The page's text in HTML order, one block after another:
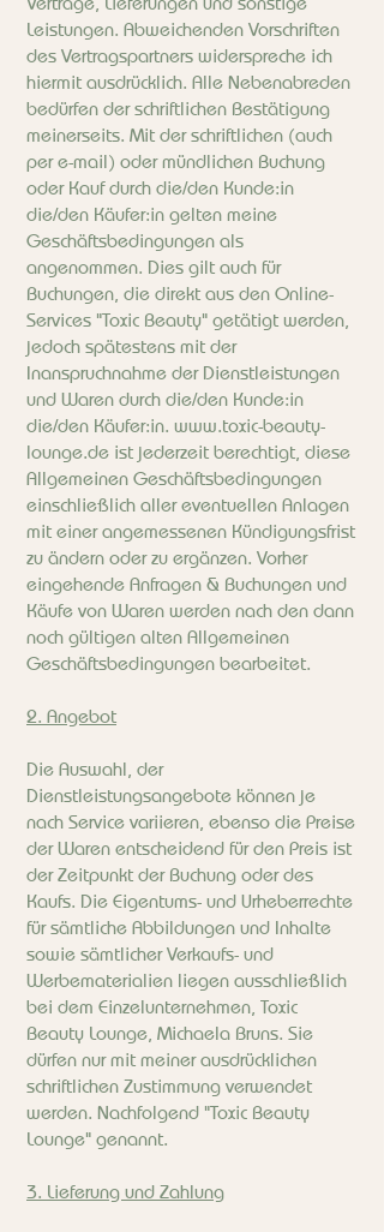
Leistungen. Abweichenden Vorschriften
des Vertragspartners widerspreche ich
hiermit ausdrücklich. Alle Nebenabreden
bedürfen der schriftlichen Bestätigung
meinerseits. Mit der schriftlichen (auch
per e-mail) oder mündlichen Buchung
oder Kauf durch die/den Kunde:in
die/den Käufer:in gelten meine
Geschäftsbedingungen als
angenommen. Dies gilt auch für
Buchungen, die direkt aus den Online-
Services "Toxic Beauty" getätigt werden,
jedoch spätestens mit der
Inanspruchnahme der Dienstleistungen
und Waren durch die/den Kunde:in
die/den Käufer:in. www.toxic-beauty-
lounge.de ist jederzeit berechtigt, diese
Allgemeinen Geschäftsbedingungen
einschließlich aller eventuellen Anlagen
mit einer angemessenen Kündigungsfrist
zu ändern oder zu ergänzen. Vorher
eingehende Anfragen & Buchungen und
Käufe von Waren werden nach den dann
noch gültigen alten Allgemeinen
Geschäftsbedingungen bearbeitet.
2. Angebot
Die Auswahl, der
Dienstleistungsangebote können je
nach Service variieren, ebenso die Preise
der Waren entscheidend für den Preis ist
der Zeitpunkt der Buchung oder des
Kaufs. Die Eigentums- und Urheberrechte
für sämtliche Abbildungen und Inhalte
sowie sämtlicher Verkaufs- und
Werbematerialien liegen ausschließlich
bei dem Einzelunternehmen, Toxic
Beauty Lounge, Michaela Bruns. Sie
dürfen nur mit meiner ausdrücklichen
schriftlichen Zustimmung verwendet
werden. Nachfolgend "Toxic Beauty
Lounge" genannt.
3. Lieferung und Zahlung